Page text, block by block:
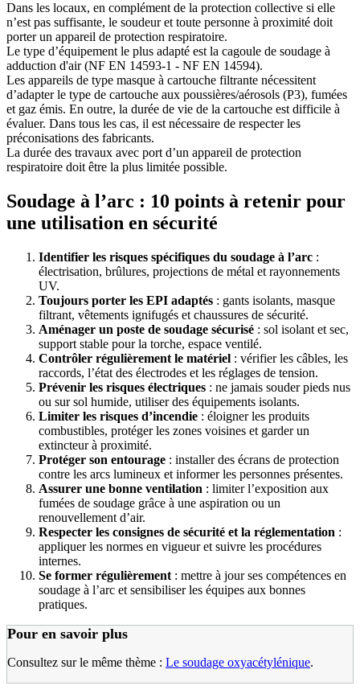
Dans les locaux, en complément de la protection collective si elle
n’est pas suffisante, le soudeur et toute personne à proximité doit
porter un appareil de protection respiratoire.
Le type d’équipement le plus adapté est la cagoule de soudage à
adduction d'air (NF EN 14593-1 - NF EN 14594).
Les appareils de type masque à cartouche filtrante nécessitent
d’adapter le type de cartouche aux poussières/aérosols (P3), fumées
et gaz émis. En outre, la durée de vie de la cartouche est difficile à
évaluer. Dans tous les cas, il est nécessaire de respecter les
préconisations des fabricants.
La durée des travaux avec port d’un appareil de protection
respiratoire doit être la plus limitée possible.
Soudage à l’arc : 10 points à retenir pour
une utilisation en sécurité
Identifier les risques spécifiques du soudage à l’arc :
électrisation, brûlures, projections de métal et rayonnements
UV.
Toujours porter les EPI adaptés : gants isolants, masque
filtrant, vêtements ignifugés et chaussures de sécurité.
Aménager un poste de soudage sécurisé : sol isolant et sec,
support stable pour la torche, espace ventilé.
Contrôler régulièrement le matériel : vérifier les câbles, les
raccords, l’état des électrodes et les réglages de tension.
Prévenir les risques électriques : ne jamais souder pieds nus
ou sur sol humide, utiliser des équipements isolants.
Limiter les risques d’incendie : éloigner les produits
combustibles, protéger les zones voisines et garder un
extincteur à proximité.
Protéger son entourage : installer des écrans de protection
contre les arcs lumineux et informer les personnes présentes.
Assurer une bonne ventilation : limiter l’exposition aux
fumées de soudage grâce à une aspiration ou un
renouvellement d’air.
Respecter les consignes de sécurité et la réglementation :
appliquer les normes en vigueur et suivre les procédures
internes.
Se former régulièrement : mettre à jour ses compétences en
soudage à l’arc et sensibiliser les équipes aux bonnes
pratiques.
Pour en savoir plus
Consultez sur le même thème : Le soudage oxyacétylénique.